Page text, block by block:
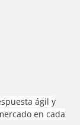
ágil y
en cada